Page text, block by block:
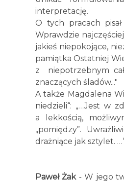
interpretację.
O tych pracach
Wprawdzie
jakieś niepokojące,
pamiątka Ostatniej
z niepotrzebnym
znaczących śladów..."
A także Magdalena
niedzieli“: „…Jest w
a lekkością,
„pomiędzy”.
drażniące jak sztylet.
Paweł Żak- W jego